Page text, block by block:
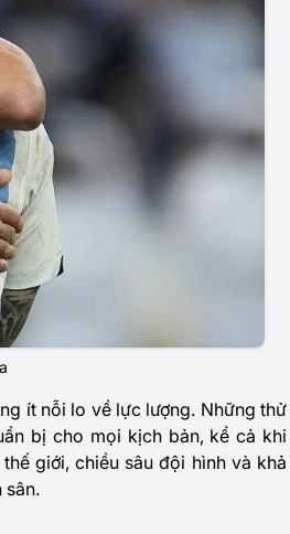
ít nỗi lo về lực lượng. Những thử
bị cho mọi kịch bản, kể cả khi
giới, chiều sâu đội hình và khả
sân.